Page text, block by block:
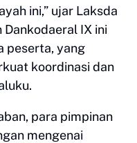
ini,” ujar Laksda
IX ini
peserta, yang
koordinasi dan
para pimpinan
mengenai